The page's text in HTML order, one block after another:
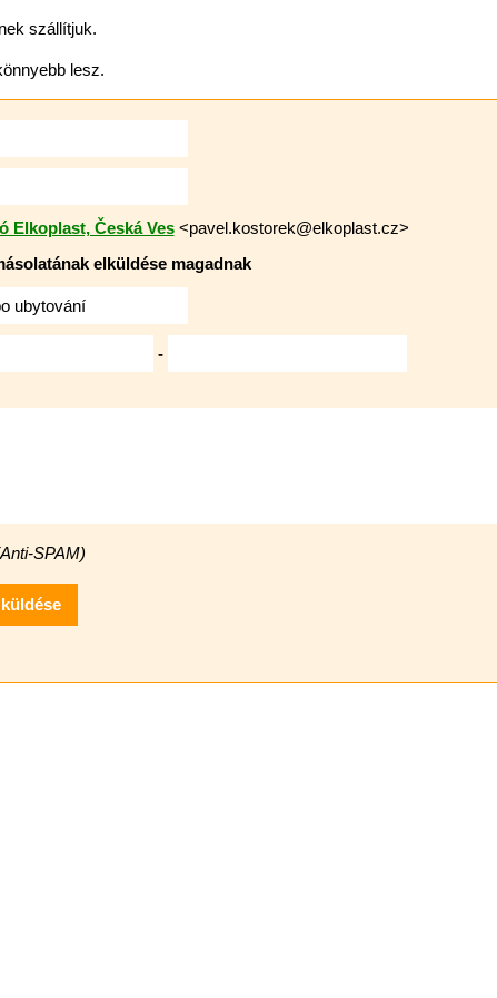
szállítjuk.
lesz.
Elkoplast, Česká Ves<pavel.kostorek@elkoplast.cz>
elküldése magadnak
-
SPAM)